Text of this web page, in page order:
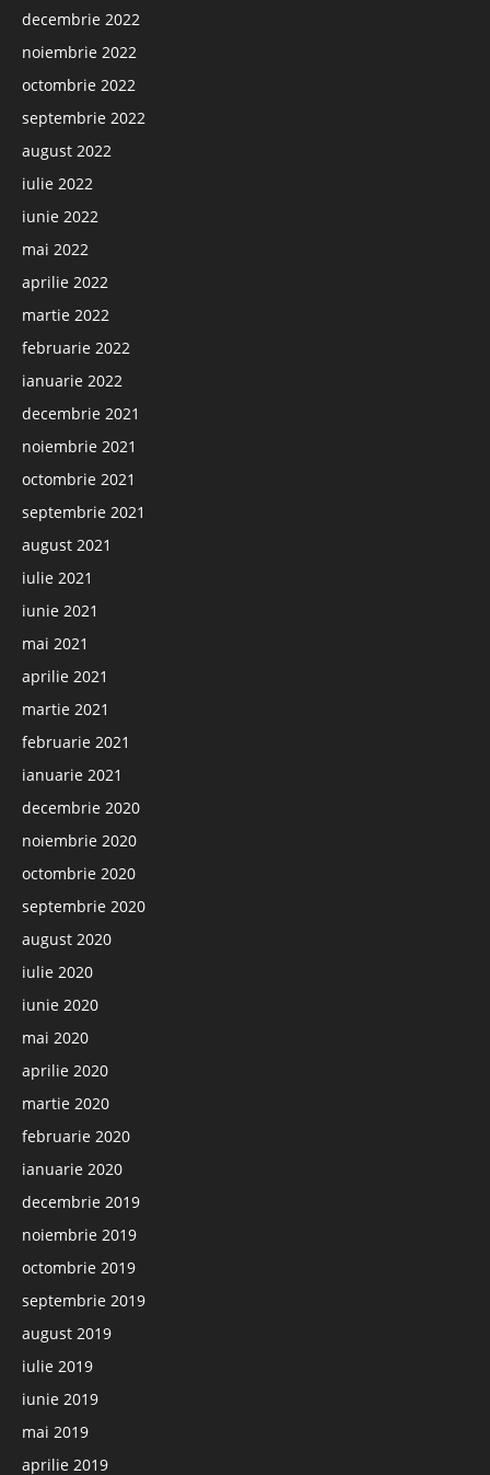
decembrie 2022
noiembrie 2022
octombrie 2022
septembrie 2022
august 2022
iulie 2022
iunie 2022
mai 2022
aprilie 2022
martie 2022
februarie 2022
ianuarie 2022
decembrie 2021
noiembrie 2021
octombrie 2021
septembrie 2021
august 2021
iulie 2021
iunie 2021
mai 2021
aprilie 2021
martie 2021
februarie 2021
ianuarie 2021
decembrie 2020
noiembrie 2020
octombrie 2020
septembrie 2020
august 2020
iulie 2020
iunie 2020
mai 2020
aprilie 2020
martie 2020
februarie 2020
ianuarie 2020
decembrie 2019
noiembrie 2019
octombrie 2019
septembrie 2019
august 2019
iulie 2019
iunie 2019
mai 2019
aprilie 2019